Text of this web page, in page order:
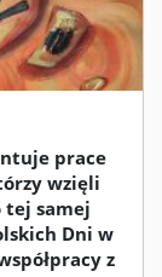
prace
wzięli
tej samej
Dni w
z